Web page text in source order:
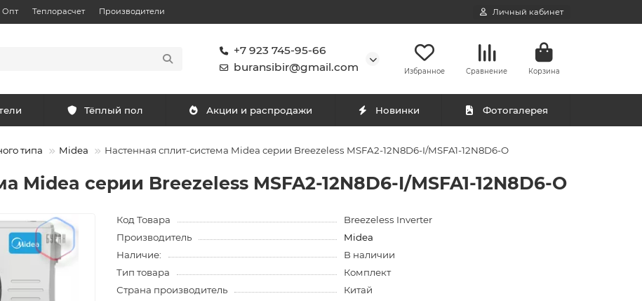
Опт Теплорасчет Производители Личный кабинет
+7 923 745-95-66
buransibir@gmail.com
Избранное Сравнение Корзина
Тёплый пол Акции и распродажи Новинки Фотогалерея
типа Midea Настенная сплит-система Midea серии Breezeless MSFA2-12N8D6-I/MSFA1-12N8D6-O
Midea серии Breezeless MSFA2-12N8D6-I/MSFA1-12N8D6-O
Код Товара
Breezeless Inverter
Производитель
Midea
Наличие:
В наличии
Тип товара
Комплект
Страна производитель
Китай